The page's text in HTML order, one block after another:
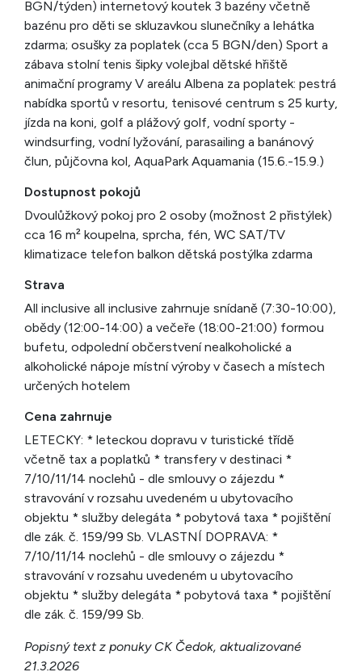
BGN/týden) internetový koutek 3 bazény včetně
bazénu pro děti se skluzavkou slunečníky a lehátka
zdarma; osušky za poplatek (cca 5 BGN/den) Sport a
zábava stolní tenis šipky volejbal dětské hřiště
animační programy V areálu Albena za poplatek: pestrá
nabídka sportů v resortu, tenisové centrum s 25 kurty,
jízda na koni, golf a plážový golf, vodní sporty -
windsurfing, vodní lyžování, parasailing a banánový
člun, půjčovna kol, AquaPark Aquamania (15.6.-15.9.)
Dostupnost pokojů
Dvoulůžkový pokoj pro 2 osoby (možnost 2 přistýlek)
cca 16 m² koupelna, sprcha, fén, WC SAT/TV
klimatizace telefon balkon dětská postýlka zdarma
Strava
All inclusive all inclusive zahrnuje snídaně (7:30-10:00),
obědy (12:00-14:00) a večeře (18:00-21:00) formou
bufetu, odpolední občerstvení nealkoholické a
alkoholické nápoje místní výroby v časech a místech
určených hotelem
Cena zahrnuje
LETECKY: * leteckou dopravu v turistické třídě
včetně tax a poplatků * transfery v destinaci *
7/10/11/14 noclehů - dle smlouvy o zájezdu *
stravování v rozsahu uvedeném u ubytovacího
objektu * služby delegáta * pobytová taxa * pojištění
dle zák. č. 159/99 Sb. VLASTNÍ DOPRAVA: *
7/10/11/14 noclehů - dle smlouvy o zájezdu *
stravování v rozsahu uvedeném u ubytovacího
objektu * služby delegáta * pobytová taxa * pojištění
dle zák. č. 159/99 Sb.
Popisný text z ponuky CK Čedok, aktualizované
21.3.2026